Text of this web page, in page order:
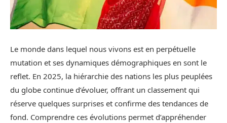
Le monde dans lequel nous vivons est en perpétuelle
mutation et ses dynamiques démographiques en sont le
reflet. En 2025, la hiérarchie des nations les plus peuplées
du globe continue d’évoluer, offrant un classement qui
réserve quelques surprises et confirme des tendances de
fond. Comprendre ces évolutions permet d’appréhender